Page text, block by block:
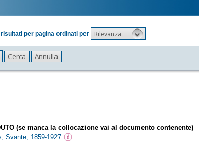
risultati per pagina ordinati per Rilevanza